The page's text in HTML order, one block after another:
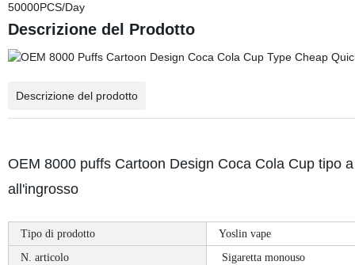
50000PCS/Day
Descrizione del Prodotto
Descrizione del prodotto
OEM 8000 puffs Cartoon Design Coca Cola Cup tipo
all'ingrosso
Tipo di prodotto
Yoslin vape
N. articolo
Sigaretta monouso